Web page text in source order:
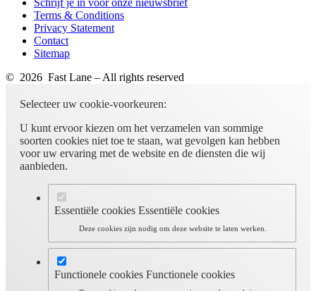
Schrijf je in voor onze nieuwsbrief
Terms & Conditions
Privacy Statement
Contact
Sitemap
© 2026 Fast Lane – All rights reserved
Selecteer uw cookie-voorkeuren:
U kunt ervoor kiezen om het verzamelen van sommige
soorten cookies niet toe te staan, wat gevolgen kan hebben
voor uw ervaring met de website en de diensten die wij
aanbieden.
Essentiële cookies Essentiële cookies
Deze cookies zijn nodig om deze website te laten werken.
Functionele cookies Functionele cookies